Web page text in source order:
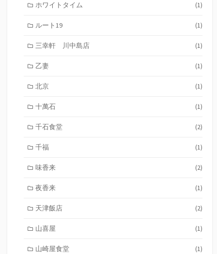
ホワイトタイム (1)
ルート19 (1)
三幸軒 川中島店 (1)
乙妻 (1)
北京 (1)
十萬石 (1)
千石食堂 (2)
千福 (1)
味香来 (2)
夜香来 (1)
天津飯店 (2)
山喜屋 (1)
山崎屋食堂 (1)